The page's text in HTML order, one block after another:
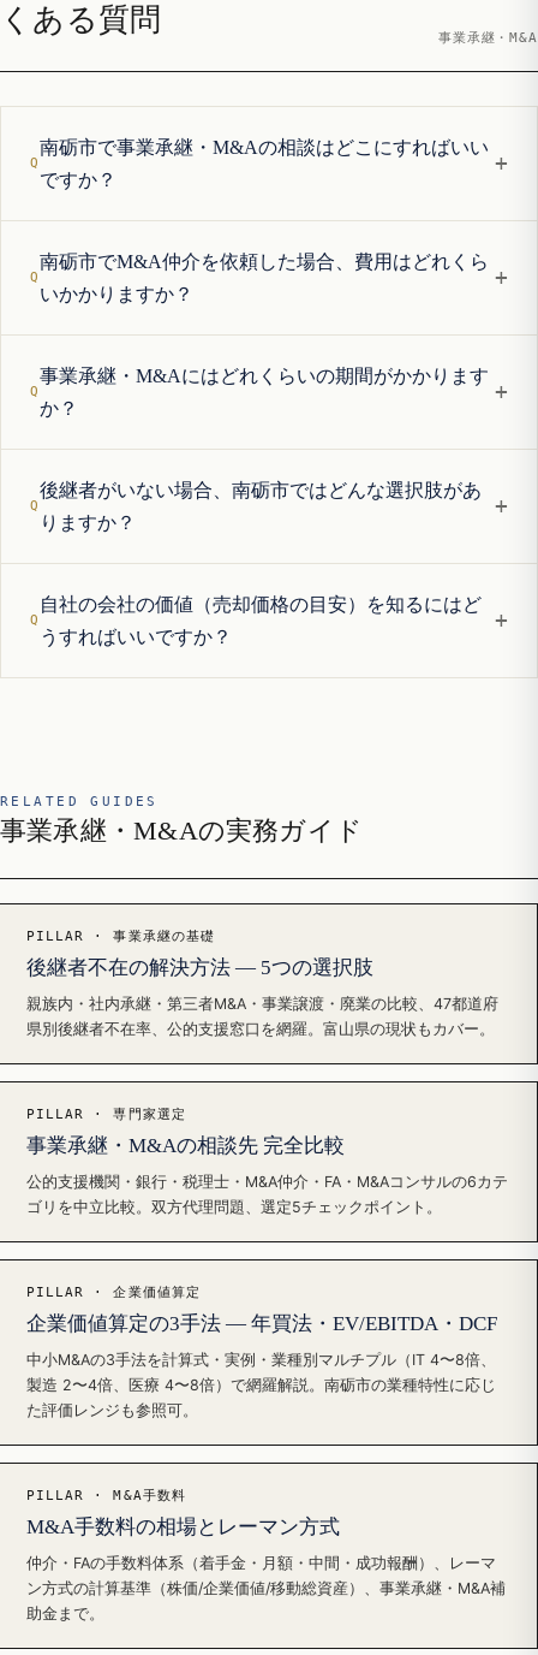
くある質問
事業承継・M&A
南砺市で事業承継・M&Aの相談はどこにすればいい
ですか？
+
南砺市でM&A仲介を依頼した場合、費用はどれくら
いかかりますか？
+
事業承継・M&Aにはどれくらいの期間がかかります
か？
+
後継者がいない場合、南砺市ではどんな選択肢があ
りますか？
+
自社の会社の価値（売却価格の目安）を知るにはど
うすればいいですか？
+
RELATED GUIDES
事業承継・M&Aの実務ガイド
PILLAR · 事業承継の基礎
後継者不在の解決方法 — 5つの選択肢
親族内・社内承継・第三者M&A・事業譲渡・廃業の比較、47都道府
県別後継者不在率、公的支援窓口を網羅。富山県の現状もカバー。
PILLAR · 専門家選定
事業承継・M&Aの相談先 完全比較
公的支援機関・銀行・税理士・M&A仲介・FA・M&Aコンサルの6カテ
ゴリを中立比較。双方代理問題、選定5チェックポイント。
PILLAR · 企業価値算定
企業価値算定の3手法 — 年買法・EV/EBITDA・DCF
中小M&Aの3手法を計算式・実例・業種別マルチプル（IT 4〜8倍、
製造 2〜4倍、医療 4〜8倍）で網羅解説。南砺市の業種特性に応じ
た評価レンジも参照可。
PILLAR · M&A手数料
M&A手数料の相場とレーマン方式
仲介・FAの手数料体系（着手金・月額・中間・成功報酬）、レーマ
ン方式の計算基準（株価/企業価値/移動総資産）、事業承継・M&A補
助金まで。